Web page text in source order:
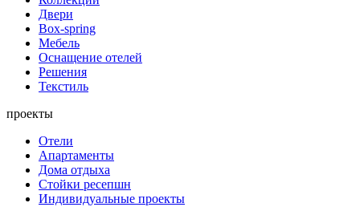
Двери
Box-spring
Мебель
Оснащение отелей
Решения
Текстиль
проекты
Отели
Апартаменты
Дома отдыха
Стойки ресепшн
Индивидуальные проекты